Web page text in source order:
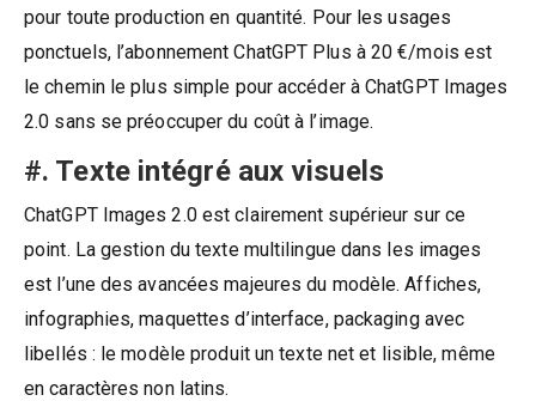
pour toute production en quantité. Pour les usages
ponctuels, l’abonnement ChatGPT Plus à 20 €/mois est
le chemin le plus simple pour accéder à ChatGPT Images
2.0 sans se préoccuper du coût à l’image.
#. Texte intégré aux visuels
ChatGPT Images 2.0 est clairement supérieur sur ce
point. La gestion du texte multilingue dans les images
est l’une des avancées majeures du modèle. Affiches,
infographies, maquettes d’interface, packaging avec
libellés : le modèle produit un texte net et lisible, même
en caractères non latins.